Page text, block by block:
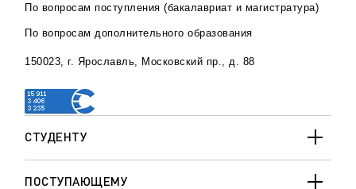
СТУДЕНТУ
ПОСТУПАЮЩЕМУ
По вопросам поступления (бакалавриат и магистратура)
По вопросам дополнительного образования
150023, г. Ярославль, Московский пр., д. 88